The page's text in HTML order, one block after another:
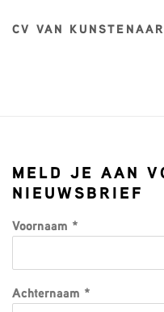
CV VAN
MELD JE AAN
NIEUWSBRIEF
Voornaam *
Achternaam *